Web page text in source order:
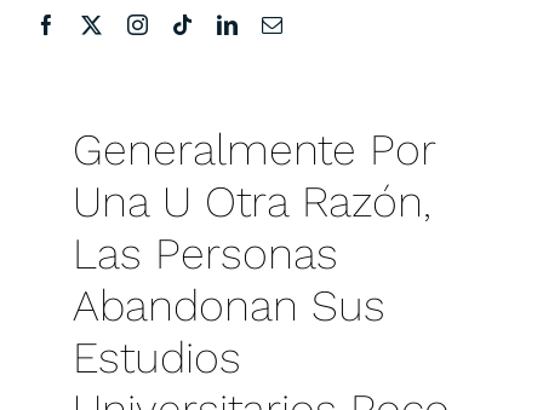
Generalmente Por
Una U Otra Razón,
Las Personas
Abandonan Sus
Estudios